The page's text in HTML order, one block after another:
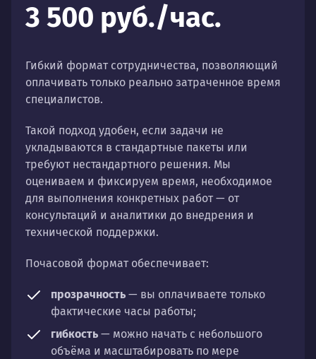
3 500 руб./час.
Гибкий формат сотрудничества, позволяющий
оплачивать только реально затраченное время
специалистов.
Такой подход удобен, если задачи не
укладываются в стандартные пакеты или
требуют нестандартного решения. Мы
оцениваем и фиксируем время, необходимое
для выполнения конкретных работ — от
консультаций и аналитики до внедрения и
технической поддержки.
Почасовой формат обеспечивает:
прозрачность — вы оплачиваете только
фактические часы работы;
гибкость — можно начать с небольшого
объёма и масштабировать по мере